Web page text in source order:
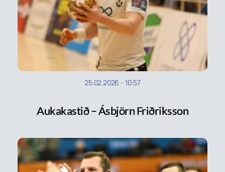
25.02.2026 - 10:57
Aukakastið – Ásbjörn Friðriksson